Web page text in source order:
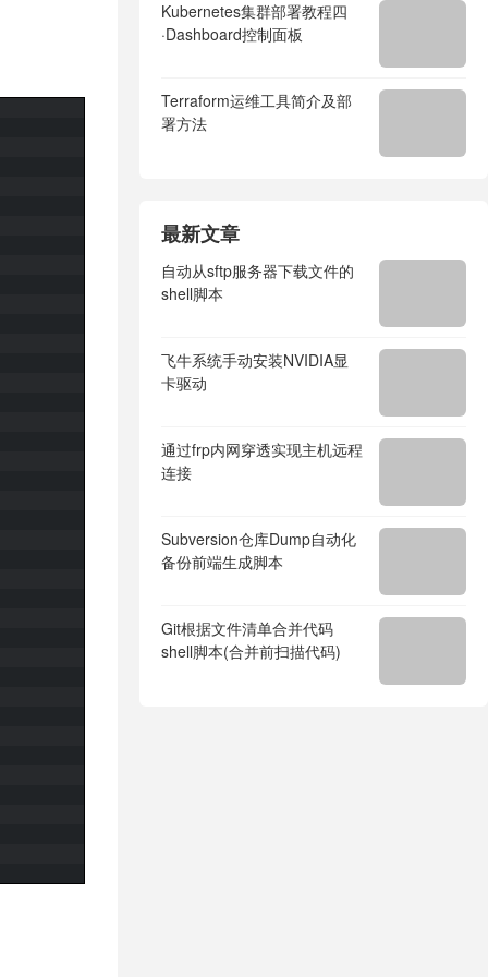
Kubernetes集群部署教程四
·Dashboard控制面板
Terraform运维工具简介及部
署方法
最新文章
自动从sftp服务器下载文件的
shell脚本
飞牛系统手动安装NVIDIA显
卡驱动
通过frp内网穿透实现主机远程
连接
Subversion仓库Dump自动化
备份前端生成脚本
Git根据文件清单合并代码
shell脚本(合并前扫描代码)